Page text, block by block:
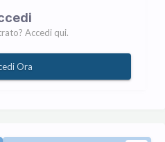
Accedi qui.
Ora